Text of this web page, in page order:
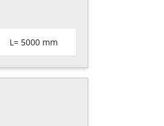
L= 5000 mm